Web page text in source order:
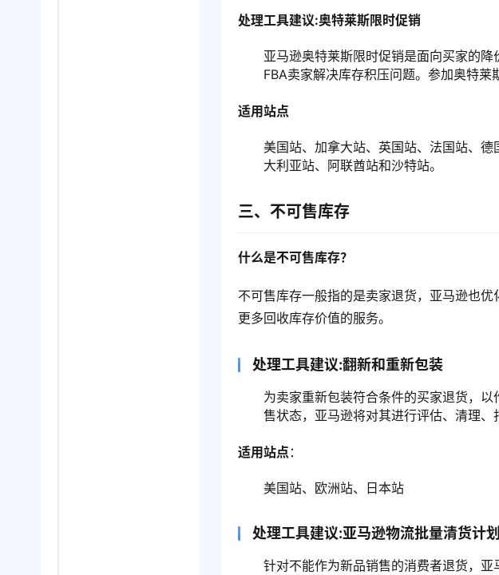
处理工具建议:奥特莱斯限时促销
亚马逊奥特莱斯限时促销是面向买家的
FBA卖家解决库存积压问题。参加奥特莱
适用站点
美国站、加拿大站、英国站、法国站、
大利亚站、阿联酋站和沙特站。
三、不可售库存
什么是不可售库存？
不可售库存一般指的是卖家退货，亚马逊也
更多回收库存价值的服务。
处理工具建议:翻新和重新包装
为卖家重新包装符合条件的买家退货，
售状态，亚马逊将对其进行评估、清理、
适用站点 ：
美国站、欧洲站、日本站
处理工具建议:亚马逊物流批量清货计划
针对不能作为新品销售的消费者退货，